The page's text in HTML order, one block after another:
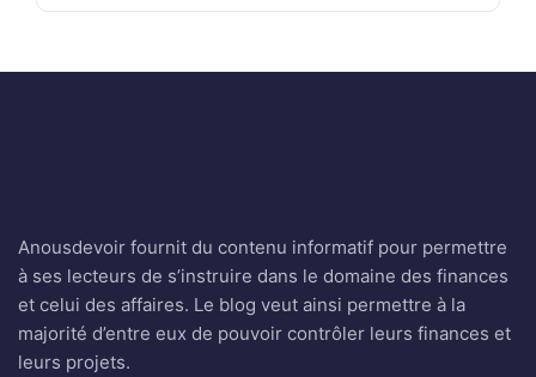
Anousdevoir fournit du contenu informatif pour permettre
à ses lecteurs de s’instruire dans le domaine des finances
et celui des affaires. Le blog veut ainsi permettre à la
majorité d’entre eux de pouvoir contrôler leurs finances et
leurs projets.